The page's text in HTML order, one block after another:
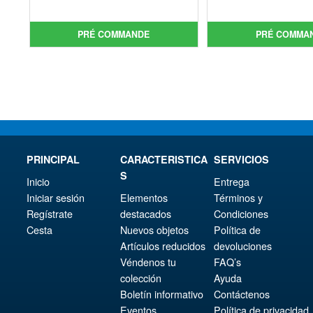
initial
était :
prix
actuel
PRÉ COMMANDE
est
PRÉ
PRINCIPAL
Inicio
Iniciar sesión
Regístrate
Cesta
CARACTERISTICA
S
Elementos
destacados
Nuevos objetos
Artículos reducidos
Véndenos tu
colección
Boletín informativo
Eventos
SERVICIOS
Entrega
Términos y
Condiciones
Política de
devoluciones
FAQ’s
Ayuda
Contáctenos
Política de privacidad